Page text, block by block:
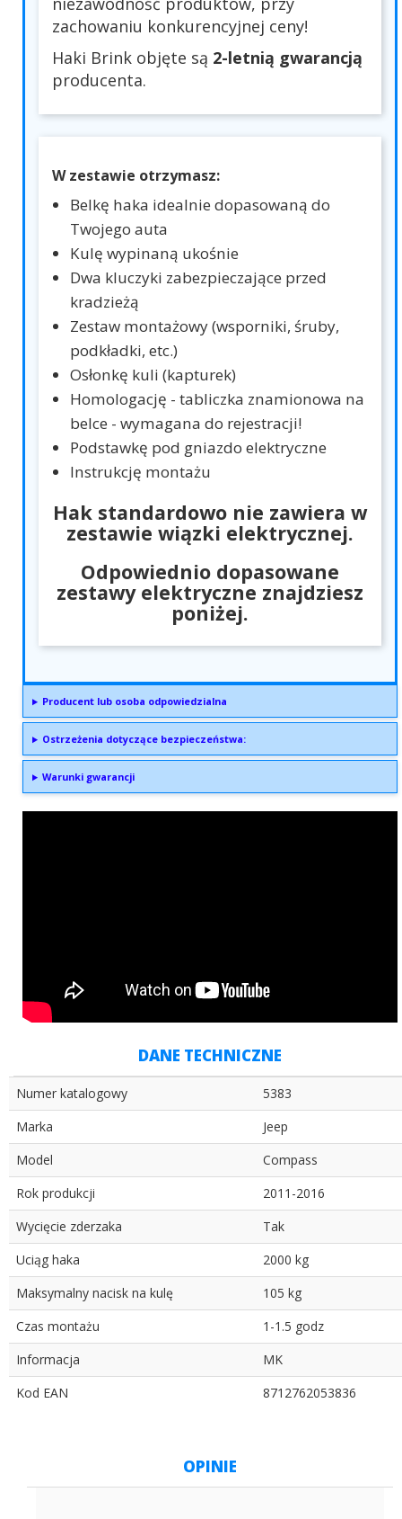
zachowaniu konkurencyjnej ceny!
Haki Brink objęte są 2-letnią gwarancją
producenta.
W zestawie otrzymasz:
Belkę haka idealnie dopasowaną do
Twojego auta
Kulę wypinaną ukośnie
Dwa kluczyki zabezpieczające przed
kradzieżą
Zestaw montażowy (wsporniki, śruby,
podkładki, etc.)
Osłonkę kuli (kapturek)
Homologację - tabliczka znamionowa na
belce - wymagana do rejestracji!
Podstawkę pod gniazdo elektryczne
Instrukcję montażu
Hak standardowo nie zawiera w
zestawie wiązki elektrycznej.
Odpowiednio dopasowane
zestawy elektryczne znajdziesz
poniżej.
Producent lub osoba odpowiedzialna
Ostrzeżenia dotyczące bezpieczeństwa:
Warunki gwarancji
DANE TECHNICZNE
Numer katalogowy
5383
Marka
Jeep
Model
Compass
Rok produkcji
2011-2016
Wycięcie zderzaka
Tak
Uciąg haka
2000 kg
Maksymalny nacisk na kulę
105 kg
Czas montażu
1-1.5 godz
Informacja
MK
Kod EAN
8712762053836
OPINIE